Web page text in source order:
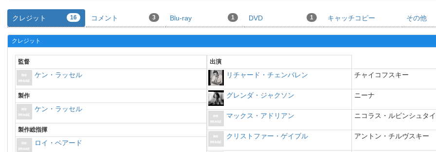
クレジット 16 コメント 3 Blu-ray 1 DVD 1 キャッチコピー その他
クレジット
監督
ケン・ラッセル
製作
ケン・ラッセル
製作総指揮
ロイ・ベアード
出演
リチャード・チェンバレン チャイコフスキー
グレンダ・ジャクソン ニーナ
マックス・アドリアン ニコラス・ルビンシュタ
クリストファー・ゲイブル アントン・チルヴスキー